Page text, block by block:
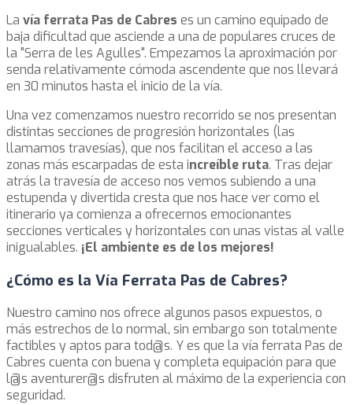
La vía ferrata Pas de Cabres es un camino equipado de
baja dificultad que asciende a una de populares cruces de
la "Serra de les Agulles". Empezamos la aproximación por
senda relativamente cómoda ascendente que nos llevará
en 30 minutos hasta el inicio de la vía.
Una vez comenzamos nuestro recorrido se nos presentan
distintas secciones de progresión horizontales (las
llamamos travesías), que nos facilitan el acceso a las
zonas más escarpadas de esta increíble ruta. Tras dejar
atrás la travesía de acceso nos vemos subiendo a una
estupenda y divertida cresta que nos hace ver como el
itinerario ya comienza a ofrecernos emocionantes
secciones verticales y horizontales con unas vistas al valle
inigualables. ¡El ambiente es de los mejores!
¿Cómo es la Vía Ferrata Pas de Cabres?
Nuestro camino nos ofrece algunos pasos expuestos, o
más estrechos de lo normal, sin embargo son totalmente
factibles y aptos para tod@s. Y es que la vía ferrata Pas de
Cabres cuenta con buena y completa equipación para que
l@s aventurer@s disfruten al máximo de la experiencia con
seguridad.